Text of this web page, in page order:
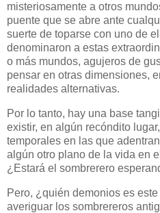
misteriosamente a otros
puente que se abre ante
suerte de toparse con uno de
denominaron a estas
o más mundos, agujeros de
pensar en otras dimensiones,
realidades alternativas.
Por lo tanto, hay una base
existir, en algún recóndito
temporales en las que
algún otro plano de la vida en
¿Estará el sombrerero
Pero, ¿quién demonios es
averiguar los sombrereros